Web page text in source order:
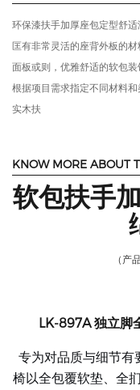
环保漆扶手加厚座包定型舒
匡有非常灵活的座背外板的
面板或则，优雅舒适的软包
根据项目需求指定不同材料
实木扶
KNOW MORE ABOUT
软包扶手
（产
LK-897A 独立脚
专为对品质与细节有
椅以全包覆软垫、全